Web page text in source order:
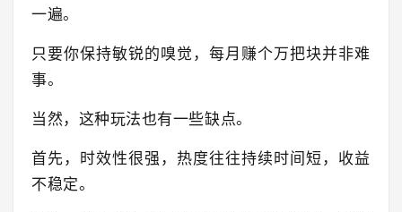
一遍。
只要你保持敏锐的嗅觉，每月赚个万把块并非难
事。
当然，这种玩法也有一些缺点。
首先，时效性很强，热度往往持续时间短，收益
不稳定。